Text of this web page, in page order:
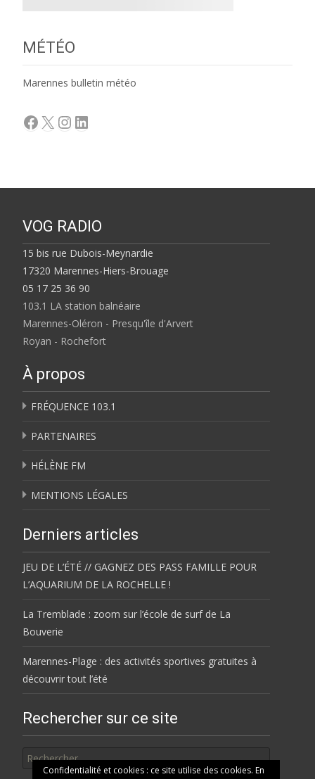
MÉTÉO
Marennes bulletin météo
Facebook
X Instagram
LinkedIn
VOG RADIO
15 bis rue Dubois-Meynardie
17320 Marennes-Hiers-Brouage
05 17 25 36 90
103.1 LA station balnéaire
Marennes-Oléron - Presqu'île d'Arvert
Royan - Rochefort
À propos
FRÉQUENCE 103.1
PARTENAIRES
HÉLÈNE FM
MENTIONS LÉGALES
Derniers articles
JEU DE L’ÉTÉ // GAGNEZ DES PASS FAMILLE POUR
L’AQUARIUM DE LA ROCHELLE !
La Tremblade : zoom sur l’école de surf de La
Bouverie
Marennes-Plage : des activités sportives gratuites à
découvrir tout l’été
Rechercher sur ce site
Confidentialité et cookies : ce site utilise des cookies. En